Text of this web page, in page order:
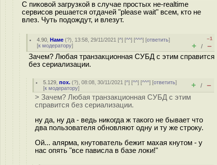
С пиковой загрузкой в случае простых не-realtime
сервисов решается отдачей "please wait" всем, кто не
влез. Чуть подождут, и влезут.
4.90 ,Наме (?), 13:58, 29/11/2021 [^] [^^] [^^^] [ответить]
[к модератору]
–1
+ / –
Зачем? Любая транзакционная СУБД с этим справится
без сериализации.
5.129 ,пох. (?), 08:08, 30/11/2021 [^] [^^] [^^^] [ответить]
[к модератору] + / –
> Зачем? Любая транзакционная СУБД с этим
справится без сериализации.
ну да, ну да - ведь никогда ж такого не бывает что
два пользователя обновляют одну и ту же строку.
Ой... алярма, кнутователь бежит махая кнутом - у
нас опять "все пависла в базе локи!"